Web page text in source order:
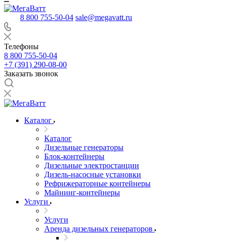
8 800 755-50-04 sale@megavatt.ru
Телефоны
8 800 755-50-04
+7 (391) 290-08-00
Заказать звонок
Каталог
Каталог
Дизельные генераторы
Блок-контейнеры
Дизельные электростанции
Дизель-насосные установки
Рефрижераторные контейнеры
Майнинг-контейнеры
Услуги
Услуги
Аренда дизельных генераторов